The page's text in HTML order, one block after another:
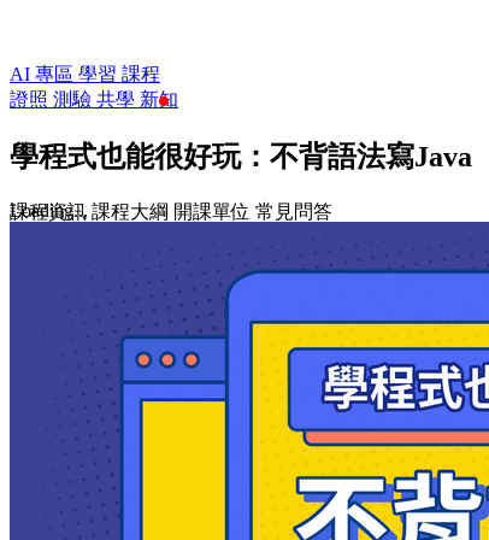
AI 專區 學習 課程
證照 測驗 共學 新知
學程式也能很好玩：不背語法寫Java
課程資訊 課程大綱 開課單位 常見問答
Loading...